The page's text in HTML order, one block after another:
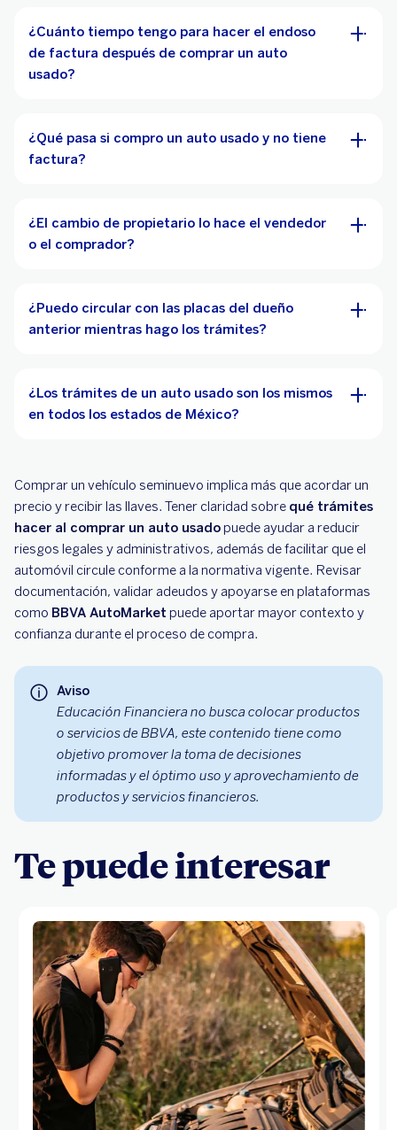
¿Cuánto tiempo tengo para hacer el endoso
de factura después de comprar un auto
usado?
¿Qué pasa si compro un auto usado y no tiene
factura?
¿El cambio de propietario lo hace el vendedor
o el comprador?
¿Puedo circular con las placas del dueño
anterior mientras hago los trámites?
¿Los trámites de un auto usado son los mismos
en todos los estados de México?
Comprar un vehículo seminuevo implica más que acordar un
precio y recibir las llaves. Tener claridad sobre qué trámites
hacer al comprar un auto usadopuede ayudar a reducir
riesgos legales y administrativos, además de facilitar que el
automóvil circule conforme a la normativa vigente. Revisar
documentación, validar adeudos y apoyarse en plataformas
como BBVA AutoMarket puede aportar mayor contexto y
confianza durante el proceso de compra.
Aviso
Educación Financiera no busca colocar productos
o servicios de BBVA, este contenido tiene como
objetivo promover la toma de decisiones
informadas y el óptimo uso y aprovechamiento de
productos y servicios financieros.
Te puede interesar